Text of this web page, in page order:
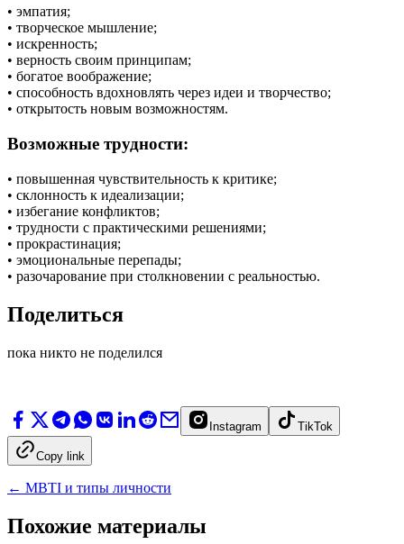
• эмпатия;
• творческое мышление;
• искренность;
• верность своим принципам;
• богатое воображение;
• способность вдохновлять через идеи и творчество;
• открытость новым возможностям.
Возможные трудности:
• повышенная чувствительность к критике;
• склонность к идеализации;
• избегание конфликтов;
• трудности с практическими решениями;
• прокрастинация;
• эмоциональные перепады;
• разочарование при столкновении с реальностью.
Поделиться
пока никто не поделился
Instagram TikTok
Copy link
← MBTI и типы личности
Похожие материалы